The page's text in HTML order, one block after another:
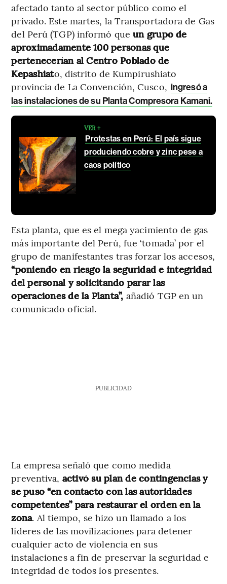
afectado tanto al sector público como el
privado. Este martes, la Transportadora de Gas
del Perú (TGP) informó queun grupo de
aproximadamente 100 personas que
pertenecerían al Centro Poblado de
Kepashiato, distrito de Kumpirushiato
provincia de La Convención, Cusco, ingresó a
las instalaciones de su Planta Compresora Kamani.
VER +
Protestas en Perú: El país sigue
produciendo cobre y zinc pese a
caos político
Esta planta, que es el mega yacimiento de gas
más importante del Perú, fue ‘tomada’ por el
grupo de manifestantes tras forzar los accesos,
“poniendo en riesgo la seguridad e integridad
del personal y solicitando parar las
operaciones de la Planta”, añadió TGP en un
comunicado oficial.
PUBLICIDAD
La empresa señaló que como medida
preventiva, activó su plan de contingencias y
se puso “en contacto con las autoridades
competentes” para restaurar el orden en la
zona. Al tiempo, se hizo un llamado a los
líderes de las movilizaciones para detener
cualquier acto de violencia en sus
instalaciones a fin de preservar la seguridad e
integridad de todos los presentes.